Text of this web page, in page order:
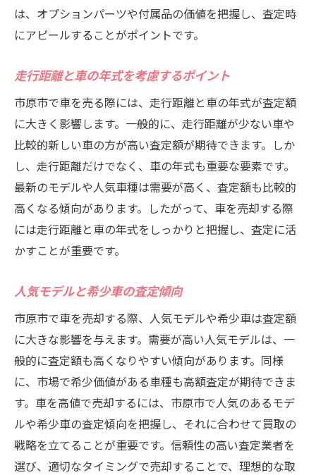
は、オプションパーツや付属品の価値を把握し、査定時
にアピールすることがポイントです。
走行距離と車の年式を考慮するポイント
市原市で車を売る際には、走行距離と車の年式が査定額
に大きく影響します。一般的に、走行距離が少ない車や
比較的新しい車の方が高い査定額が期待できます。しか
し、走行距離だけでなく、車の年式も重要な要素です。
最新のモデルや人気車種は需要が高く、査定額も比較的
高くなる傾向があります。したがって、車を売却する際
には走行距離と車の年式をしっかりと把握し、査定に活
かすことが重要です。
人気モデルと希少車の査定傾向
市原市で車を売却する際、人気モデルや希少車は査定額
に大きな影響を与えます。需要が高い人気モデルは、一
般的に査定額も高くなりやすい傾向があります。同様
に、市場で希少価値がある車種も高額査定が期待できま
す。車を高値で売却するには、市原市で人気のあるモデ
ルや希少車の査定傾向を把握し、それに合わせて買取の
戦略を立てることが重要です。信頼性の高い査定業者を
選び、適切なタイミングで売却することで、理想的な取